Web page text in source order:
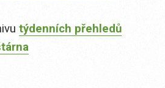
týdenních přehledů